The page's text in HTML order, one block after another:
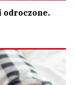
odroczone.